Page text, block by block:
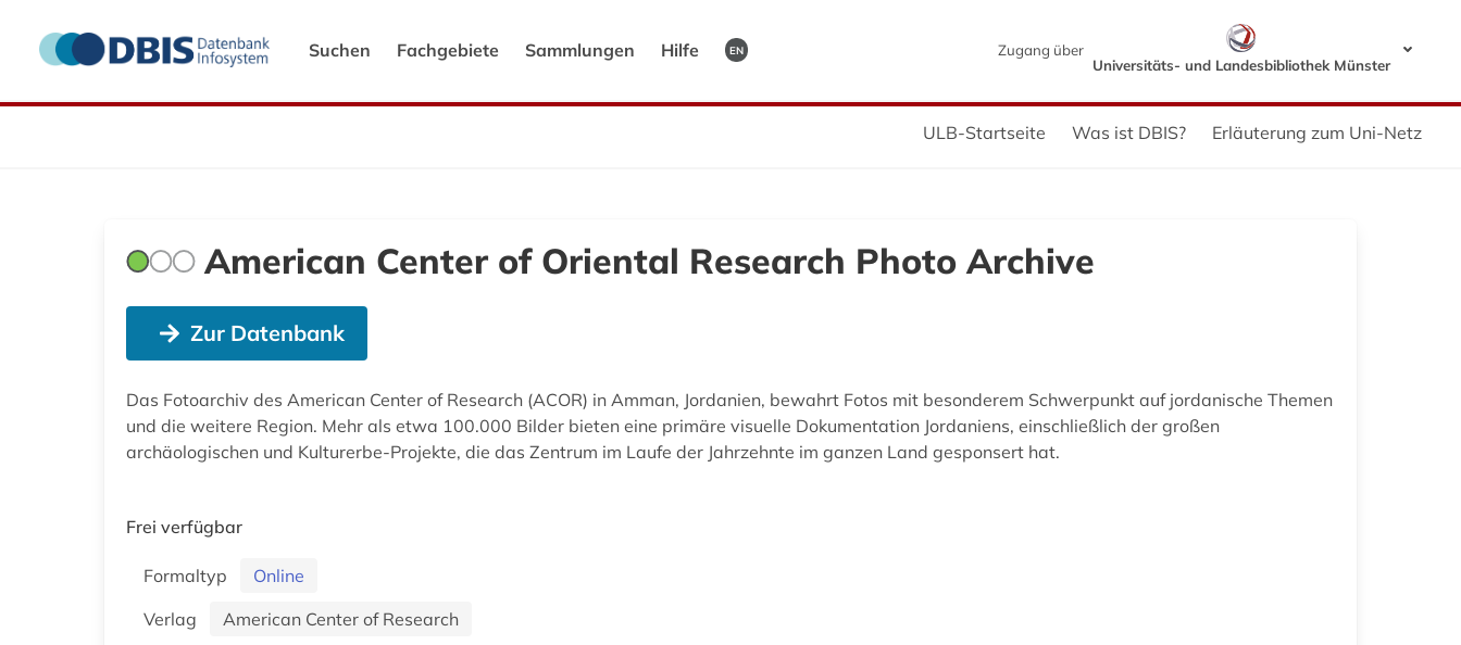
Suchen Fachgebiete Sammlungen Hilfe EN
Zugang über
Universitäts- und Landesbibliothek Münster
ULB-Startseite Was ist DBIS? Erläuterung zum Uni-Netz
American Center of Oriental Research Photo Archive
Zur Datenbank
Das Fotoarchiv des American Center of Research (ACOR) in Amman, Jordanien, bewahrt Fotos mit besonderem Schwerpunkt auf jordanische Themen
und die weitere Region. Mehr als etwa 100.000 Bilder bieten eine primäre visuelle Dokumentation Jordaniens, einschließlich der großen
archäologischen und Kulturerbe-Projekte, die das Zentrum im Laufe der Jahrzehnte im ganzen Land gesponsert hat.
Frei verfügbar
Formaltyp
Online
Verlag
American Center of Research